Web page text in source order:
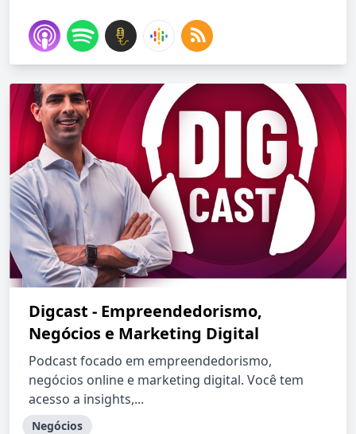
Digcast - Empreendedorismo,
Negócios e Marketing Digital
Podcast focado em empreendedorismo,
negócios online e marketing digital. Você tem
acesso a insights,...
Negócios